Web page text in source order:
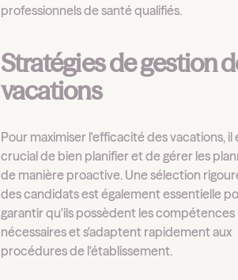
professionnels de santé qualifiés.
Stratégies de gestion
vacations
Pour maximiser l'efficacité des vacations, il
crucial de bien planifier et de gérer les
de manière proactive. Une sélection
des candidats est également essentielle
garantir qu'ils possèdent les compétences
nécessaires et s'adaptent rapidement aux
procédures de l'établissement.